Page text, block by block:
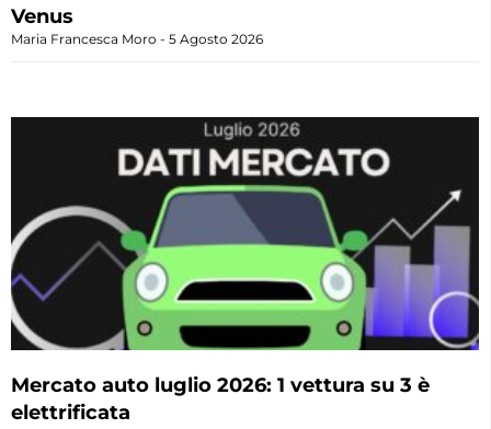
Venus
Maria Francesca Moro 5 Agosto 2026
Mercato auto luglio 2026: 1 vettura su 3 è
elettrificata